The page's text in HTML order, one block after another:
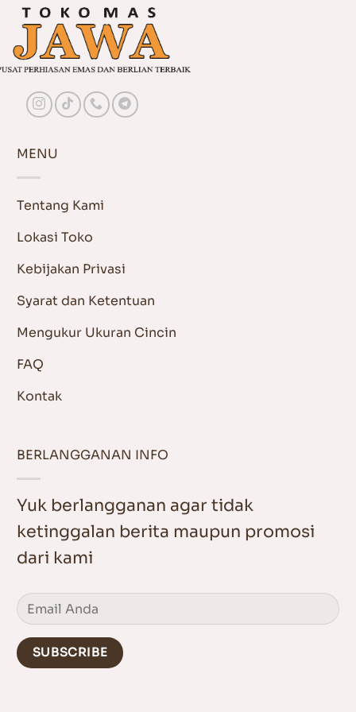
MENU
Tentang Kami
Lokasi Toko
Kebijakan Privasi
Syarat dan Ketentuan
Mengukur Ukuran Cincin
FAQ
Kontak
BERLANGGANAN INFO
Yuk berlangganan agar tidak
ketinggalan berita maupun promosi
dari kami